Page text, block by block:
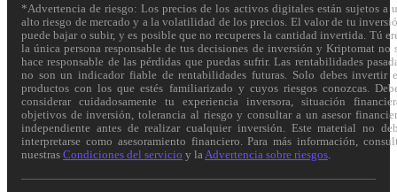
*Advertencia de riesgo: Los precios de los activos digitales están sujetos a
alto riesgo de mercado y a la volatilidad de los precios. El valor de tu
puede bajar o subir, y es posible que no recuperes la cantidad invertida. Tú
la única persona responsable de tus decisiones de inversión y Kriptomat no
hace responsable de las pérdidas que puedas sufrir. Las rentabilidades
no son un indicador fiable de rentabilidades futuras. Solo debes invertir
productos con los que estés familiarizado y cuyos riesgos conozcas.
considerar cuidadosamente tu experiencia inversora, situación
objetivos de inversión, tolerancia al riesgo y consultar a un asesor
independiente antes de realizar cualquier inversión. Este material no
interpretarse como asesoramiento financiero. Para más información,
nuestras Condiciones del servicio y la Advertencia sobre riesgos